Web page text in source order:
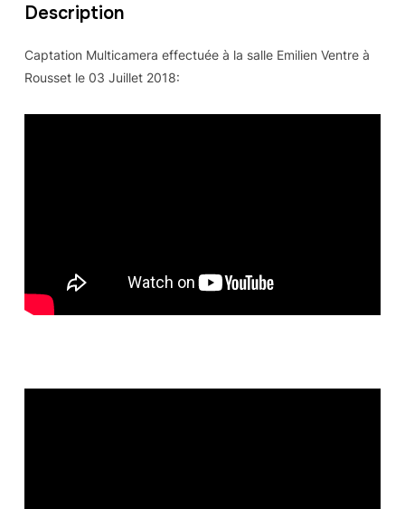
Description
Captation Multicamera effectuée à la salle Emilien Ventre à
Rousset le 03 Juillet 2018: